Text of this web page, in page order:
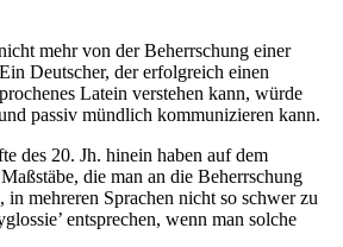
mehr von der Beherrschung einer
Deutscher, der erfolgreich einen
Latein verstehen kann, würde
passiv mündlich kommunizieren kann.
des 20. Jh. hinein haben auf dem
die man an die Beherrschung
mehreren Sprachen nicht so schwer zu
entsprechen, wenn man solche